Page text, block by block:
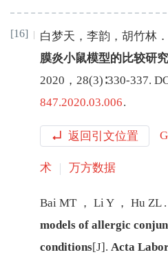
[16] 白梦天 ， 李韵 ， 胡竹林 ．
膜炎小鼠模型的比较研究
2020 ， 28(3)∶330-337.
847.2020.03.006.
返回引文位置
术 万方数据
Bai MT ， LiY ， Hu ZL .
models of allergic
conditions[J] . Acta